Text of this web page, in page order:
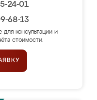
24-01
68-13
для консультации и
стоимости.